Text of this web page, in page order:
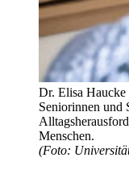
Dr. Elisa Haucke
Seniorinnen und
Menschen.
(Foto: